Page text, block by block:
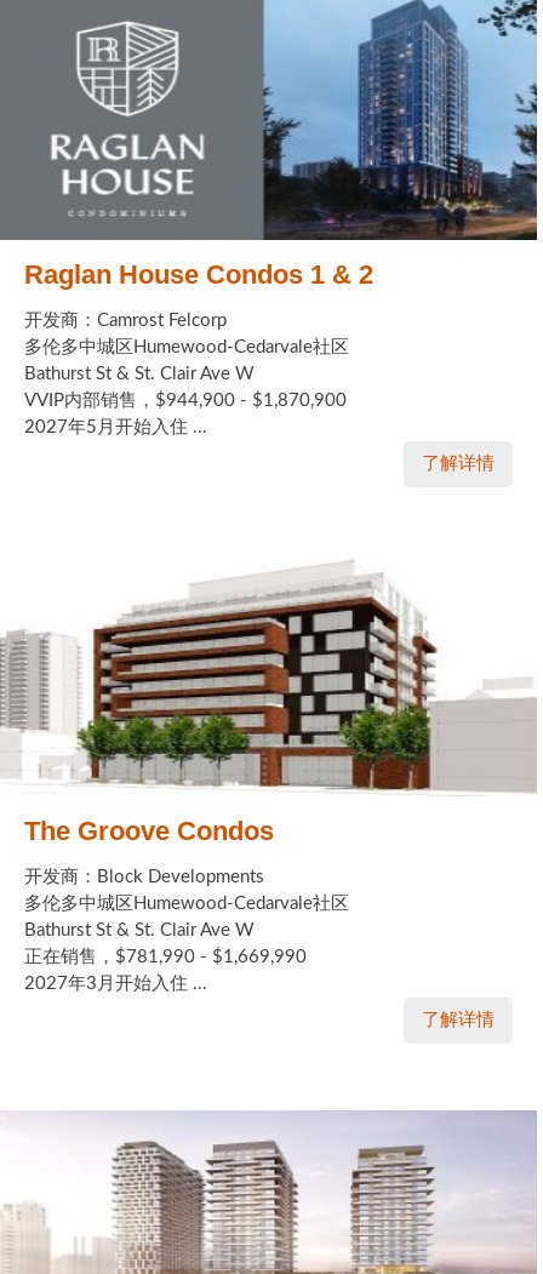
Raglan House Condos 1 & 2
开发商：Camrost Felcorp
多伦多中城区Humewood-Cedarvale社区
Bathurst St & St. Clair Ave W
VVIP内部销售，$944,900 - $1,870,900
2027年5月开始入住 ...
了解详情
The Groove Condos
开发商：Block Developments
多伦多中城区Humewood-Cedarvale社区
Bathurst St & St. Clair Ave W
正在销售，$781,990 - $1,669,990
2027年3月开始入住 ...
了解详情